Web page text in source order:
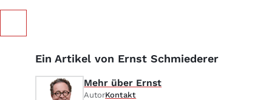
Ein Artikel von Ernst Schmiederer
Mehr über Ernst
AutorKontakt